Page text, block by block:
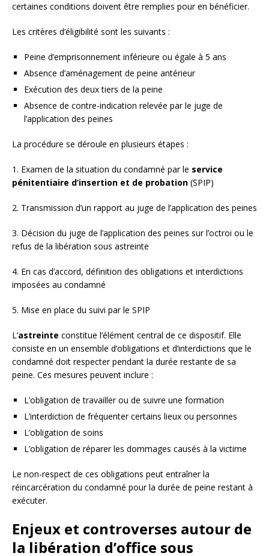
certaines conditions doivent être remplies pour en bénéficier.
Les critères d’éligibilité sont les suivants :
Peine d’emprisonnement inférieure ou égale à 5 ans
Absence d’aménagement de peine antérieur
Exécution des deux tiers de la peine
Absence de contre-indication relevée par le juge de
l’application des peines
La procédure se déroule en plusieurs étapes :
1. Examen de la situation du condamné par le service
pénitentiaire d’insertion et de probation (SPIP)
2. Transmission d’un rapport au juge de l’application des peines
3. Décision du juge de l’application des peines sur l’octroi ou le
refus de la libération sous astreinte
4. En cas d’accord, définition des obligations et interdictions
imposées au condamné
5. Mise en place du suivi par le SPIP
L’astreinte constitue l’élément central de ce dispositif. Elle
consiste en un ensemble d’obligations et d’interdictions que le
condamné doit respecter pendant la durée restante de sa
peine. Ces mesures peuvent inclure :
L’obligation de travailler ou de suivre une formation
L’interdiction de fréquenter certains lieux ou personnes
L’obligation de soins
L’obligation de réparer les dommages causés à la victime
Le non-respect de ces obligations peut entraîner la
réincarcération du condamné pour la durée de peine restant à
exécuter.
Enjeux et controverses autour de
la libération d’office sous